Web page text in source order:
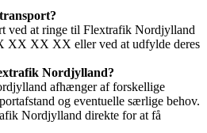
ved at ringe til Flextrafik Nordjylland
XX XX XX eller ved at udfylde deres
Nordjylland?
afhænger af forskellige
og eventuelle særlige behov.
Nordjylland direkte for at få